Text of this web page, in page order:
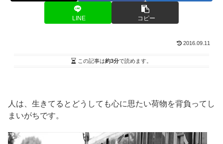
LINE コピー
2016.09.11
この記事は約3分で読めます。
人は、生きてるとどうしても心に思たい荷物を背負ってし
まいがちです。